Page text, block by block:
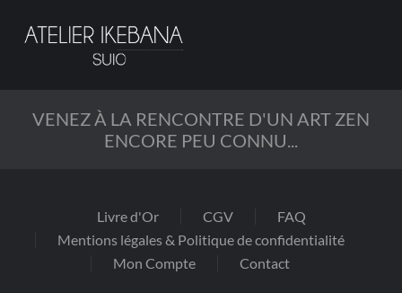
Passer
principal
VENEZ À LA RENCONTRE D'UN ART ZEN
ENCORE PEU CONNU...
Livre d'Or CGV
FAQ
Mentions légales & Politique de confidentialité
Mon Compte
Contact